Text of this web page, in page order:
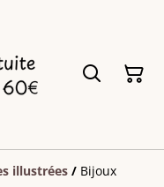
illustrées / Bijoux